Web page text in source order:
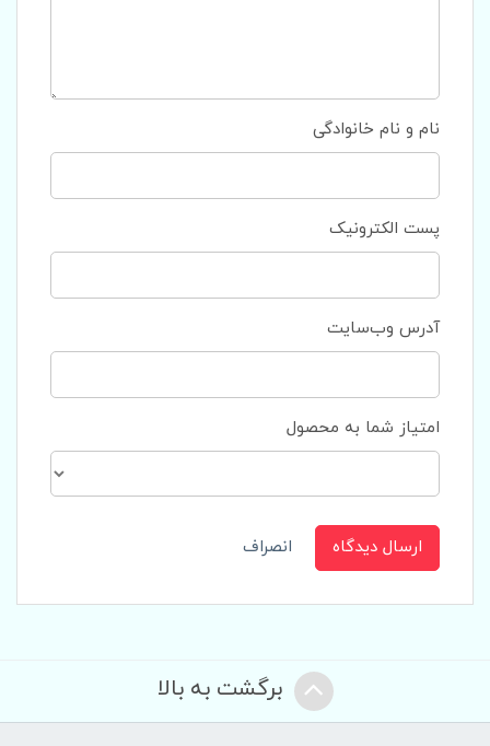
نام و نام خانوادگی
پست الکترونیک
آدرس وب‌سایت
امتیاز شما به محصول
ارسال دیدگاه انصراف
برگشت به بالا